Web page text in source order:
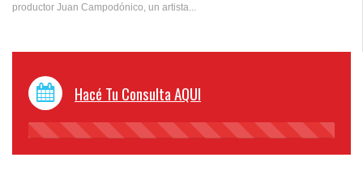
productor Juan Campodónico, un artista...
Hacé Tu Consulta AQUI
45%